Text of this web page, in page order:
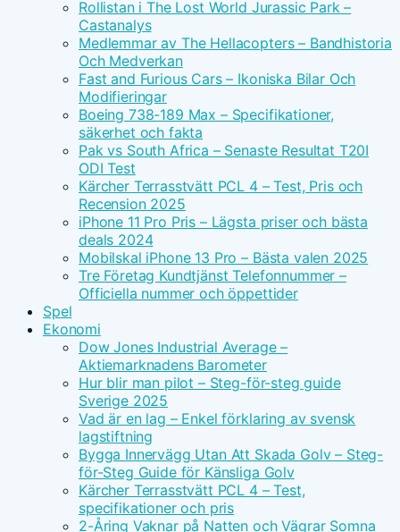
Rollistan i The Lost World Jurassic Park –
Castanalys
Medlemmar av The Hellacopters – Bandhistoria
Och Medverkan
Fast and Furious Cars – Ikoniska Bilar Och
Modifieringar
Boeing 738-189 Max – Specifikationer,
säkerhet och fakta
Pak vs South Africa – Senaste Resultat T20I
ODI Test
Kärcher Terrasstvätt PCL 4 – Test, Pris och
Recension 2025
iPhone 11 Pro Pris – Lägsta priser och bästa
deals 2024
Mobilskal iPhone 13 Pro – Bästa valen 2025
Tre Företag Kundtjänst Telefonnummer –
Officiella nummer och öppettider
Spel
Ekonomi
Dow Jones Industrial Average –
Aktiemarknadens Barometer
Hur blir man pilot – Steg-för-steg guide
Sverige 2025
Vad är en lag – Enkel förklaring av svensk
lagstiftning
Bygga Innervägg Utan Att Skada Golv – Steg-
för-Steg Guide för Känsliga Golv
Kärcher Terrasstvätt PCL 4 – Test,
specifikationer och pris
2-Åring Vaknar på Natten och Vägrar Somna